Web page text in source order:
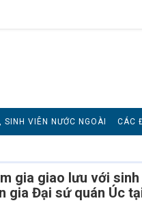
SINH VIÊN NƯỚC NGOÀI CÁC
gia giao lưu với
Đại sứ quán Úc